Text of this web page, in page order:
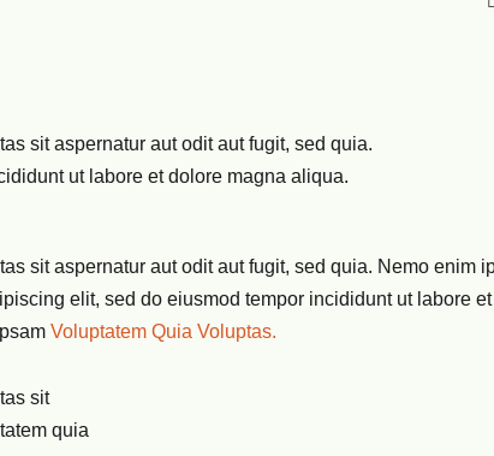
sit aspernatur aut odit aut fugit, sed quia.
ut labore et dolore magna aliqua.
sit aspernatur aut odit aut fugit, sed quia. Nemo enim
elit, sed do eiusmod tempor incididunt ut labore
Voluptatem Quia Voluptas.
sit
quia